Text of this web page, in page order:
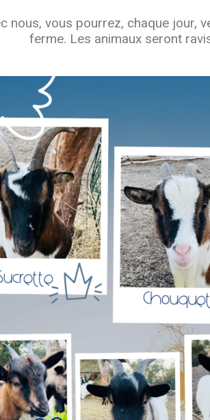
nous, vous pourrez, chaque
ferme. Les animaux seront